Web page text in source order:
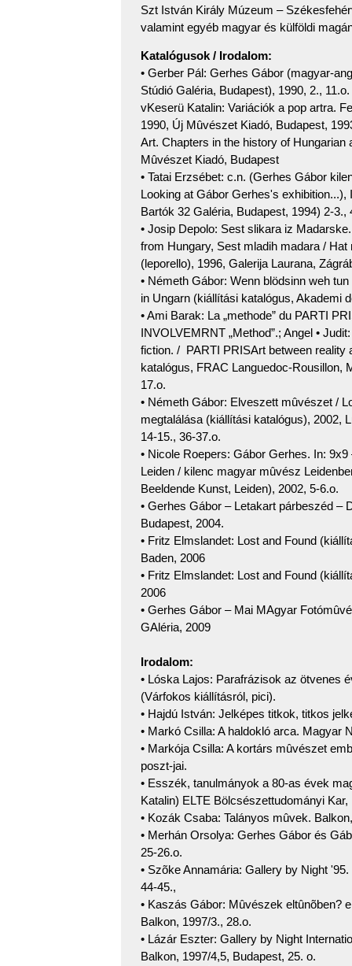
Szt István Király Múzeum –
valamint egyéb magyar és külföldi
Katalógusok / Irodalom:
• Gerber Pál: Gerhes Gábor (magyar-
Stúdió Galéria, Budapest), 1990, 2., 11.o.
vKeserü Katalin: Variációk a pop artra.
1990, Új Mûvészet Kiadó, Budapest,
Art. Chapters in the history of Hungarian
Mûvészet Kiadó, Budapest
• Tatai Erzsébet: c.n. (Gerhes Gábor
Looking at Gábor Gerhes's
Bartók 32 Galéria, Budapest, 1994) 2-3.,
• Josip Depolo: Sest slikara iz
from Hungary, Sest mladih madara /
(leporello), 1996, Galerija Laurana,
• Németh Gábor: Wenn blödsinn weh
in Ungarn (kiállítási katalógus, Akademi
• Ami Barak: La „methode” du PARTI
INVOLVEMRNT „Method”.; Angel •
fiction. / PARTI PRISArt between reality
katalógus, FRAC Languedoc-Rousillon,
17.o.
• Németh Gábor: Elveszett mûvészet /
megtalálása (kiállítási katalógus), 2002,
14-15., 36-37.o.
• Nicole Roepers: Gábor Gerhes. In:
Leiden / kilenc magyar mûvész
Beeldende Kunst, Leiden), 2002, 5-6.o.
• Gerhes Gábor – Letakart párbeszéd –
Budapest, 2004.
• Fritz Elmslandet: Lost and Found
Baden, 2006
• Fritz Elmslandet: Lost and Found
2006
• Gerhes Gábor – Mai MAgyar
GAléria, 2009
Irodalom:
• Lóska Lajos: Parafrázisok az ötvenes
(Várfokos kiállításról, pici).
• Hajdú István: Jelképes titkok, titkos
• Markó Csilla: A haldokló arca. Magyar
• Markója Csilla: A kortárs mûvészet
poszt-jai.
• Esszék, tanulmányok a 80-as évek
Katalin) ELTE Bölcsészettudományi Kar,
• Kozák Csaba: Talányos mûvek.
• Merhán Orsolya: Gerhes Gábor és
25-26.o.
• Szõke Annamária: Gallery by Night
44-45.,
• Kaszás Gábor: Mûvészek eltûnõben?
Balkon, 1997/3., 28.o.
• Lázár Eszter: Gallery by Night
Balkon, 1997/4,5, Budapest, 25. o.